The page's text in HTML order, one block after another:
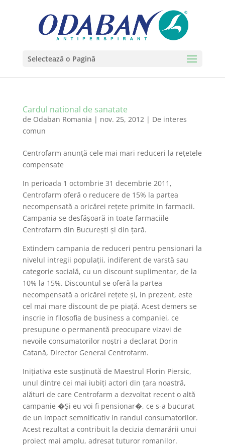
Selectează o Pagină
Cardul national de sanatate
de Odaban Romania | nov. 25, 2012| De interes
comun
Centrofarm anunţă cele mai mari reduceri la reţetele
compensate
In perioada 1 octombrie 31 decembrie 2011,
Centrofarm oferă o reducere de 15% la partea
necompensată a oricărei rețete primite in farmacii.
Campania se desfășoară in toate farmaciile
Centrofarm din București și din țară.
Extindem campania de reduceri pentru pensionari la
nivelul intregii populații, indiferent de varstă sau
categorie socială, cu un discount suplimentar, de la
10% la 15%. Discountul se oferă la partea
necompensată a oricărei rețete și, in prezent, este
cel mai mare discount de pe piață. Acest demers se
inscrie in filosofia de business a companiei, ce
presupune o permanentă preocupare vizavi de
nevoile consumatorilor noștri a declarat Dorin
Catană, Director General Centrofarm.
Inițiativa este susținută de Maestrul Florin Piersic,
unul dintre cei mai iubiți actori din țara noastră,
alături de care Centrofarm a dezvoltat recent o altă
campanie �Și eu voi fi pensionar�, ce s-a bucurat
de un impact semnificativ in randul consumatorilor.
Acest rezultat a contribuit la decizia demarării unui
proiect mai amplu, adresat tuturor romanilor.